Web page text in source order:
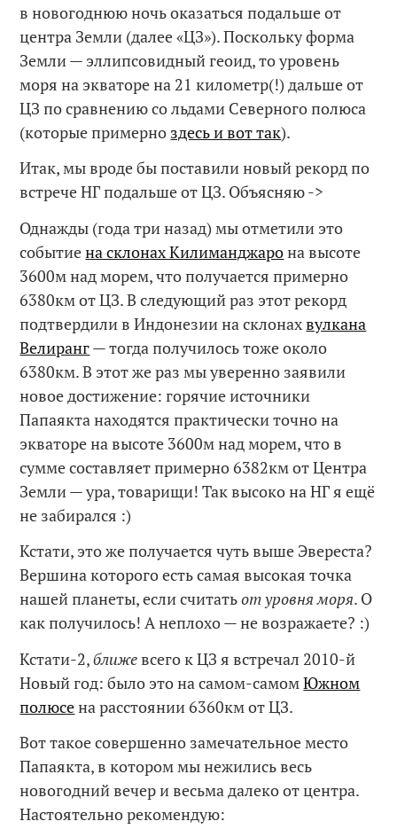
в новогоднюю ночь оказаться подальше от
центра Земли (далее «ЦЗ»). Поскольку форма
Земли — эллипсовидный геоид, то уровень
моря на экваторе на 21 километр(!) дальше от
ЦЗ по сравнению со льдами Северного полюса
(которые примерно здесь и вот так).
Итак, мы вроде бы поставили новый рекорд по
встрече НГ подальше от ЦЗ. Объясняю ->
Однажды (года три назад) мы отметили это
событиена склонах Килиманджарона высоте
3600м над морем, что получается примерно
6380км от ЦЗ. В следующий раз этот рекорд
подтвердили в Индонезии на склонахвулкана
Велиранг— тогда получилось тоже около
6380км. В этот же раз мы уверенно заявили
новое достижение: горячие источники
Папаякта находятся практически точно на
экваторе на высоте 3600м над морем, что в
сумме составляет примерно 6382км от Центра
Земли — ура, товарищи! Так высоко на НГ я ещё
не забирался :)
Кстати, это же получается чуть выше Эвереста?
Вершина которого есть самая высокая точка
нашей планеты, если считатьот уровня моря. О
как получилось! А неплохо — не возражаете? :)
Кстати-2,ближевсего к ЦЗ я встречал 2010-й
Новый год: было это на самом-самомЮжном
полюсена расстоянии 6360км от ЦЗ.
Вот такое совершенно замечательное место
Папаякта, в котором мы нежились весь
новогодний вечер и весьма далеко от центра.
Настоятельно рекомендую: